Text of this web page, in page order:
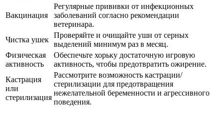
Вакцинация
Регулярные прививки от инфекционных
заболеваний согласно рекомендации
ветеринара.
Чистка ушек
Проверяйте и очищайте уши от серных
выделений минимум раз в месяц.
Физическая
активность
Обеспечьте хорьку достаточную игровую
активность, чтобы предотвратить ожирение.
Кастрация
или
стерилизация
Рассмотрите возможность кастрации/
стерилизации для предотвращения
нежелательной беременности и агрессивного
поведения.